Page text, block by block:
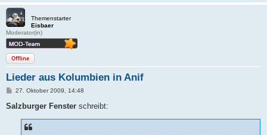
Themenstarter
Eisbaer
Moderator(in)
Offline
Lieder aus Kolumbien in Anif
B
i
27. Oktober 2009, 14:48
Salzburger Fenster schreibt: